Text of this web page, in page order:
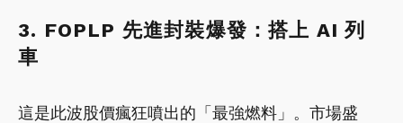
3. FOPLP 先進封裝爆發：搭上 AI 列
車
這是此波股價瘋狂噴出的「最強燃料」。市場盛